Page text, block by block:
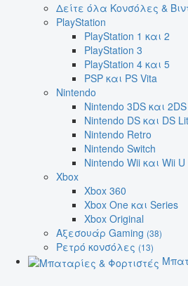
Δείτε όλα Κονσόλες &
PlayStation
PlayStation 1 και 2
PlayStation 3
PlayStation 4 και 5
PSP και PS Vita
Nintendo
Nintendo 3DS και 2DS
Nintendo DS και DS
Nintendo Retro
Nintendo Switch
Nintendo Wii και Wii U
Xbox
Xbox 360
Xbox One και Series
Xbox Original
Αξεσουάρ Gaming (38)
Ρετρό κονσόλες (13)